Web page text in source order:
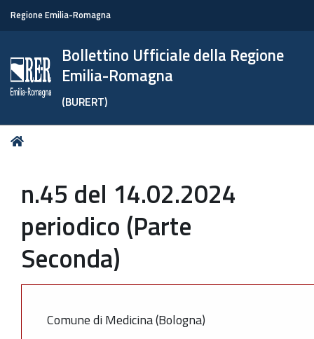
Regione Emilia-Romagna
Bollettino Ufficiale della Regione
Emilia-Romagna
(BURERT)
Tu
n.45 del 14.02.2024
periodico (Parte
Seconda)
Comune di Medicina (Bologna)